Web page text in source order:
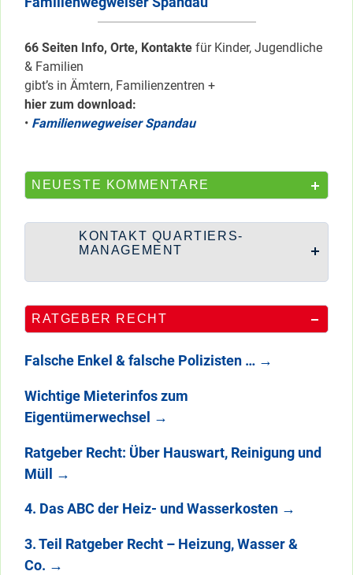
66 Seiten Info, Orte, Kontakte für Kinder, Jugendliche
& Familien
gibt’s in Ämtern, Familienzentren +
hier zum download:
• Familienwegweiser Spandau
NEUESTE KOMMENTARE
KONTAKT QUARTIERS-
MANAGEMENT
RATGEBER RECHT
Falsche Enkel & falsche Polizisten … →
Wichtige Mieterinfos zum
Eigentümerwechsel →
Ratgeber Recht: Über Hauswart, Reinigung und
Müll →
4. Das ABC der Heiz- und Wasserkosten →
3. Teil Ratgeber Recht – Heizung, Wasser &
Co. →